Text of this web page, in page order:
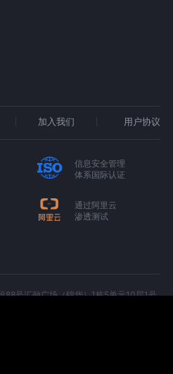
加入我们 用户协议
信息安全管理
体系国际认证
通过阿里云
渗透测试
88号汇融广场（锦华）1栋5单元10层1号